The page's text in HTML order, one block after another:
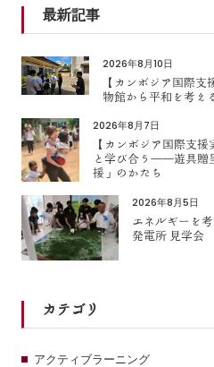
最新記事
2026年8月10日
【カンボジア国際
物館から平和を考え
2026年8月7日
【カンボジア国際支
と学び合う――遊具贈
援」のかたち
2026年8月5日
エネルギーを
発電所 見学会
カテゴリ
アクティブラーニング